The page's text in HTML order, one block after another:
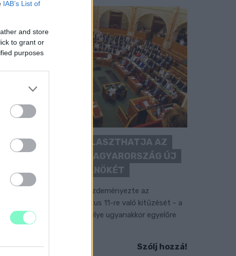
IAB’s List of
and store
to grant or
purposes
KEDDEN MEGVÁLASZTHATJA AZ
ORSZÁGGYŰLÉS MAGYARORSZÁG ÚJ
KÖZTÁRSASÁGI ELNÖKÉT
A TISZA Párt frakciója kezdeményezte az
államfőválasztás augusztus 11-re való kitűzését - a
kormánypárti jelölt személye ugyanakkor egyelőre
nem ismert.
Szólj hozzá!